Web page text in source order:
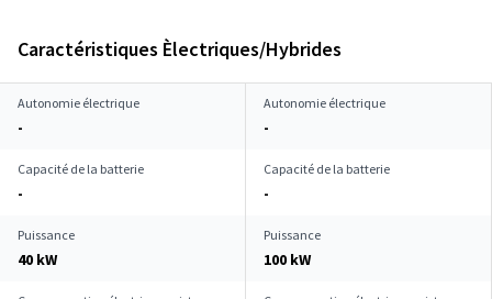
Caractéristiques Èlectriques/Hybrides
Autonomie électrique
-
Autonomie électrique
-
Capacité de la batterie
-
Capacité de la batterie
-
Puissance
40 kW
Puissance
100 kW